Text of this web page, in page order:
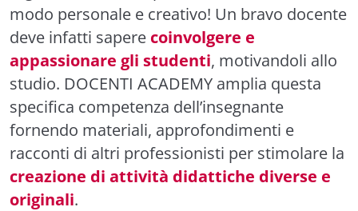
modo personale e creativo! Un bravo docente
deve infatti sapere coinvolgere e
appassionare gli studenti, motivandoli allo
studio. DOCENTI ACADEMY amplia questa
specifica competenza dell’insegnante
fornendo materiali, approfondimenti e
racconti di altri professionisti per stimolare la
creazione di attività didattiche diverse e
originali.